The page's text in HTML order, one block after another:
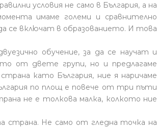
условия не само в България, а на
имаме големи и сравнително
се включат в образованието. И това
обучение, за да се научат и
от двете групи, но и предлагаме
като България, ние я наричаме
по площ е повече от три пъти
не е толкова малка, колкото ние
страна. Не само от гледна точка на